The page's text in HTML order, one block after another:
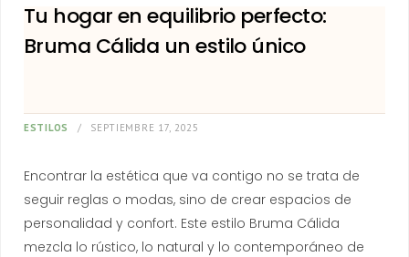
Tu hogar en equilibrio perfecto:
Bruma Cálida un estilo único
ESTILOS SEPTIEMBRE 17, 2025
Encontrar la estética que va contigo no se trata de
seguir reglas o modas, sino de crear espacios de
personalidad y confort. Este estilo Bruma Cálida
mezcla lo rústico, lo natural y lo contemporáneo de